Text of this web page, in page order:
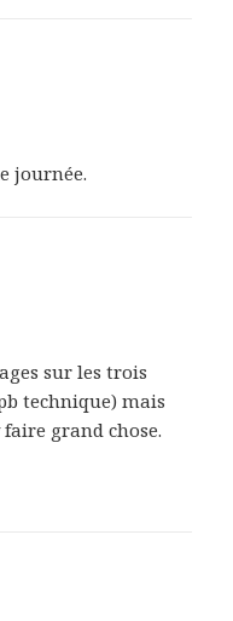
journée.
sur les trois
technique) mais
grand chose.